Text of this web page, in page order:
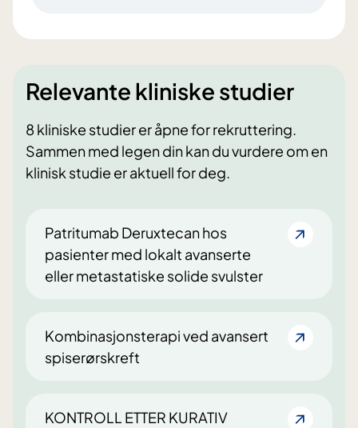
Relevante kliniske studier
8 kliniske studier er åpne for rekruttering.
Sammen med legen din kan du vurdere om en
klinisk studie er aktuell for deg.
Patritumab Deruxtecan hos
pasienter med lokalt avanserte
eller metastatiske solide svulster
Kombinasjonsterapi ved avansert
spiserørskreft
KONTROLL ETTER KURATIV